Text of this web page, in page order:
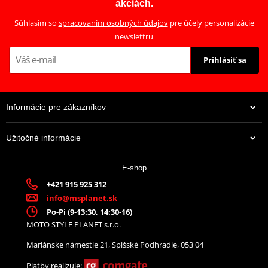
delší než u korkového materiálu lamel.
Na centrálnom sklade
akciách.
Súhlasím so spracovaním osobných údajovpre účely personalizácie
newslettru
Prihlásiť sa
Informácie pre zákazníkov
Užitočné informácie
E-shop
+421 915 925 312
info@msplanet.sk
Po-Pi (9-13:30, 14:30-16)
MOTO STYLE PLANET s.r.o.
Mariánske námestie 21, Spišské Podhradie, 053 04
Platby realizuje: